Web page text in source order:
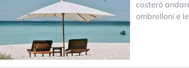
costerò
ombrelloni e